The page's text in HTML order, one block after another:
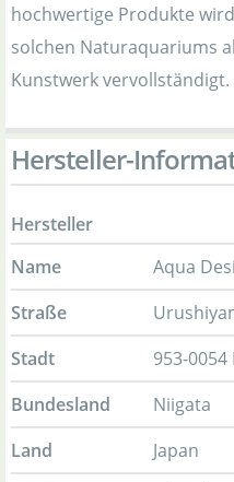
hochwertige Produkte
solchen Naturaquariums
Kunstwerk vervollständigt.
Hersteller-
Hersteller
Name
Aqua
Straße
Stadt
953-
Bundesland
Niigata
Land
Japan